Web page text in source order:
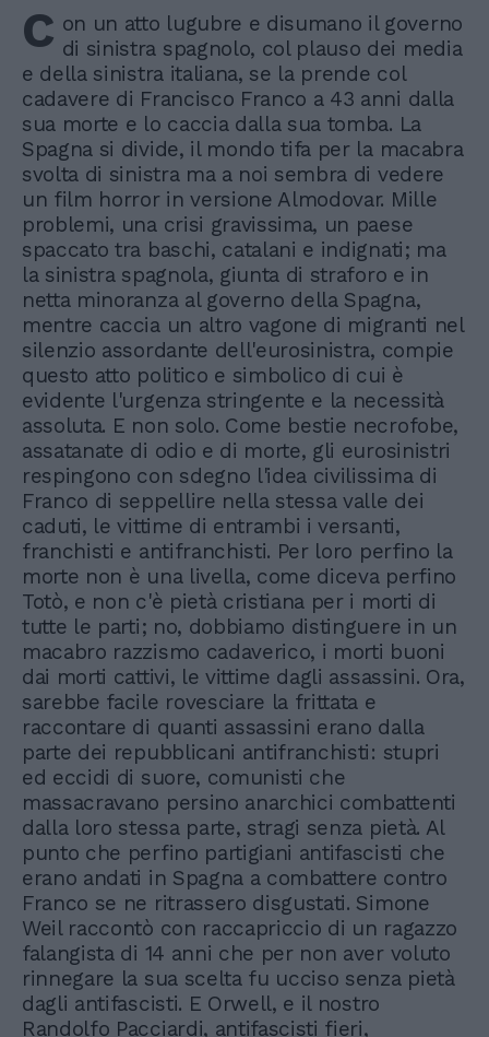
C on un atto lugubre e disumano il governo
di sinistra spagnolo, col plauso dei media
e della sinistra italiana, se la prende col
cadavere di Francisco Franco a 43 anni dalla
sua morte e lo caccia dalla sua tomba. La
Spagna si divide, il mondo tifa per la macabra
svolta di sinistra ma a noi sembra di vedere
un film horror in versione Almodovar. Mille
problemi, una crisi gravissima, un paese
spaccato tra baschi, catalani e indignati; ma
la sinistra spagnola, giunta di straforo e in
netta minoranza al governo della Spagna,
mentre caccia un altro vagone di migranti nel
silenzio assordante dell'eurosinistra, compie
questo atto politico e simbolico di cui è
evidente l'urgenza stringente e la necessità
assoluta. E non solo. Come bestie necrofobe,
assatanate di odio e di morte, gli eurosinistri
respingono con sdegno l'idea civilissima di
Franco di seppellire nella stessa valle dei
caduti, le vittime di entrambi i versanti,
franchisti e antifranchisti. Per loro perfino la
morte non è una livella, come diceva perfino
Totò, e non c'è pietà cristiana per i morti di
tutte le parti; no, dobbiamo distinguere in un
macabro razzismo cadaverico, i morti buoni
dai morti cattivi, le vittime dagli assassini. Ora,
sarebbe facile rovesciare la frittata e
raccontare di quanti assassini erano dalla
parte dei repubblicani antifranchisti: stupri
ed eccidi di suore, comunisti che
massacravano persino anarchici combattenti
dalla loro stessa parte, stragi senza pietà. Al
punto che perfino partigiani antifascisti che
erano andati in Spagna a combattere contro
Franco se ne ritrassero disgustati. Simone
Weil raccontò con raccapriccio di un ragazzo
falangista di 14 anni che per non aver voluto
rinnegare la sua scelta fu ucciso senza pietà
dagli antifascisti. E Orwell, e il nostro
Randolfo Pacciardi, antifascisti fieri,